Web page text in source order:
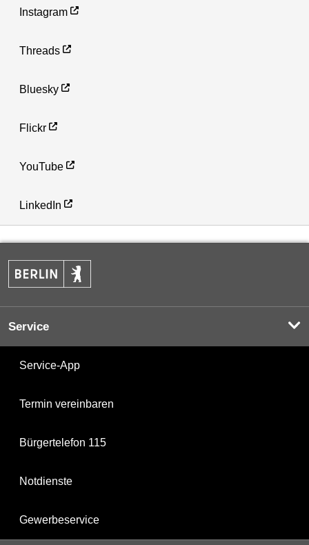
Instagram
Threads
Bluesky
Flickr
YouTube
LinkedIn
Service
Service-App
Termin vereinbaren
Bürgertelefon 115
Notdienste
Gewerbeservice